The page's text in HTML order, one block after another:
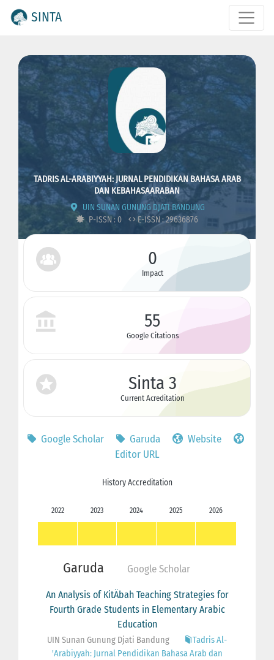
SINTA
TADRIS AL-ARABIYYAH: JURNAL PENDIDIKAN BAHASA ARAB
DAN KEBAHASAARABAN
UIN SUNAN GUNUNG DJATI BANDUNG
P-ISSN : 0
E-ISSN : 29636876
0
Impact
55
Google Citations
Sinta 3
Current Acreditation
Google Scholar Garuda
Website
Editor URL
History Accreditation
2022 2023 2024 2025 2026
Garuda Google Scholar
An Analysis of KitÄbah Teaching Strategies for
Fourth Grade Students in Elementary Arabic
Education
UIN Sunan Gunung Djati Bandung
Tadris Al-
'Arabiyyah: Jurnal Pendidikan Bahasa Arab dan